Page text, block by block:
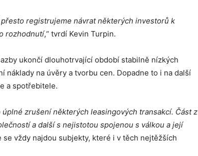
registrujeme návrat některých investorů k
rozhodnutí,“ tvrdí Kevin Turpin.
ukončí dlouhotrvající období stabilně nízkých
náklady na úvěry a tvorbu cen. Dopadne to i na další
a spotřebitele.
zrušení některých leasingových transakcí. Část z
a další s nejistotou spojenou s válkou a její
se vždy najdou subjekty, které i v těch nejtěžších